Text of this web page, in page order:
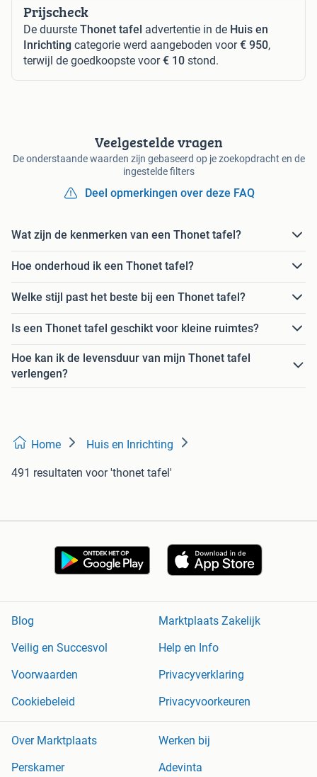
Prijscheck
De duurste Thonet tafel advertentie in de Huis en
Inrichting categorie werd aangeboden voor€ 950,
terwijl de goedkoopste voor€ 10 stond.
Veelgestelde vragen
De onderstaande waarden zijn gebaseerd op je zoekopdracht en de
ingestelde filters
Deel opmerkingen over deze FAQ
Wat zijn de kenmerken van een Thonet tafel?
Hoe onderhoud ik een Thonet tafel?
Welke stijl past het beste bij een Thonet tafel?
Is een Thonet tafel geschikt voor kleine ruimtes?
Hoe kan ik de levensduur van mijn Thonet tafel
verlengen?
Home Huis en Inrichting
491 resultaten voor 'thonet tafel'
Blog
Marktplaats Zakelijk
Veilig en Succesvol
Help en Info
Voorwaarden
Privacyverklaring
Cookiebeleid
Privacyvoorkeuren
Over Marktplaats
Werken bij
Perskamer
Adevinta